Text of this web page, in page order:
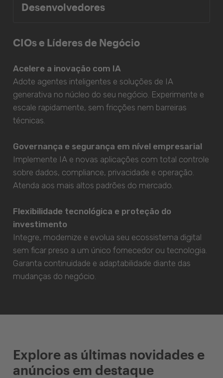
Desenvolvedores
CIOs e Líderes de Negócio
Acelere a inovação com IA
Adote agentes inteligentes e soluções de IA
generativa no núcleo do seu negócio. Experimente e
escale rapidamente, sem fricções nem barreiras
técnicas.
Governança e segurança em nível empresarial
Implemente IA e novas aplicações com total controle
sobre dados, compliance, privacidade e operação.
Atenda aos mais altos padrões do mercado.
Flexibilidade tecnológica e proteção do
investimento
Integre, modernize e evolua seu ecossistema digital
sem ficar preso a um único fornecedor ou tecnologia.
Garanta continuidade e adaptabilidade diante das
mudanças do negócio.
Explore as últimas novidades e
anúncios em destaque